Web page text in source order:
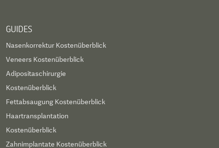
GUIDES
Nasenkorrektur Kostenüberblick
Veneers Kostenüberblick
Adipositaschirurgie
Kostenüberblick
Fettabsaugung Kostenüberblick
Haartransplantation
Kostenüberblick
Zahnimplantate Kostenüberblick